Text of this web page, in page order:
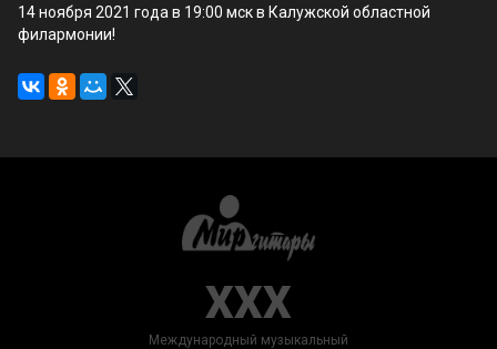
14 ноября 2021 года в 19:00 мск в Калужской областной
филармонии!
XXX
Международный музыкальный